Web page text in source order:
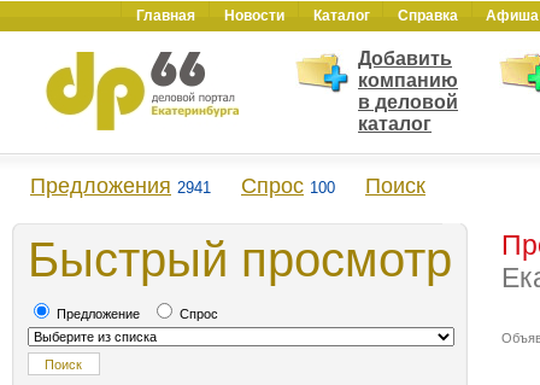
Главная Новости Каталог Справка Афиша
Добавить
компанию
в деловой
каталог
Предложения 2941 Спрос 100 Поиск
Быстрый просмотр
Предложение Спрос